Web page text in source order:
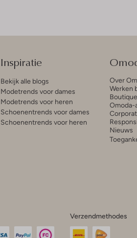
Inspiratie
Bekijk alle blogs
Modetrends voor dames
Modetrends voor heren
Schoenentrends voor dames
Schoenentrends voor heren
Over
Werken
Omoda-
Nieuws
Verzendmethodes